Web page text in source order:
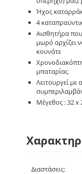
Ήχος
4
Αισθητήρα
μωρό αρχίζει
κουνάτε
μπαταρίας
Λειτουργεί με
Μέγεθος : 32 x
Διαστάσεις: